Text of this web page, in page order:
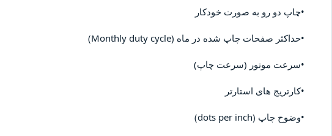
•چاپ دو رو به صورت خودکار
•حداکثر صفحات چاپ شده در ماه (Monthly duty cycle)
•سرعت موتور (سرعت چاپ)
•کارتریج های استارتر
•وضوح چاپ (dots per inch)